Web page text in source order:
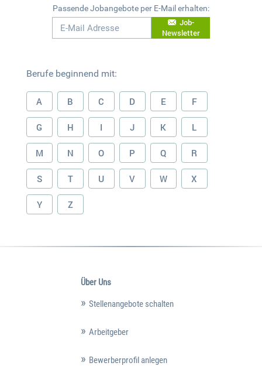
Passende Jobangebote per E-Mail erhalten:
Job-
Newsletter
Berufe beginnend mit:
A B C D E F
G H I J K L
M N O P Q R
S T U V W X
Y Z
Über Uns
Stellenangebote schalten
Arbeitgeber
Bewerberprofil anlegen